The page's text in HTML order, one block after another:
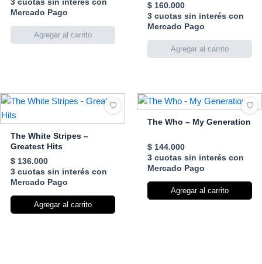
Mercado Pago
$160.000
3 cuotas sin interés con
Mercado Pago
The White Stripes –
Greatest Hits
$136.000
3 cuotas sin interés con
Mercado Pago
Agregar al carrito
The Who – My Generation
$144.000
3 cuotas sin interés con
Mercado Pago
Agregar al carrito